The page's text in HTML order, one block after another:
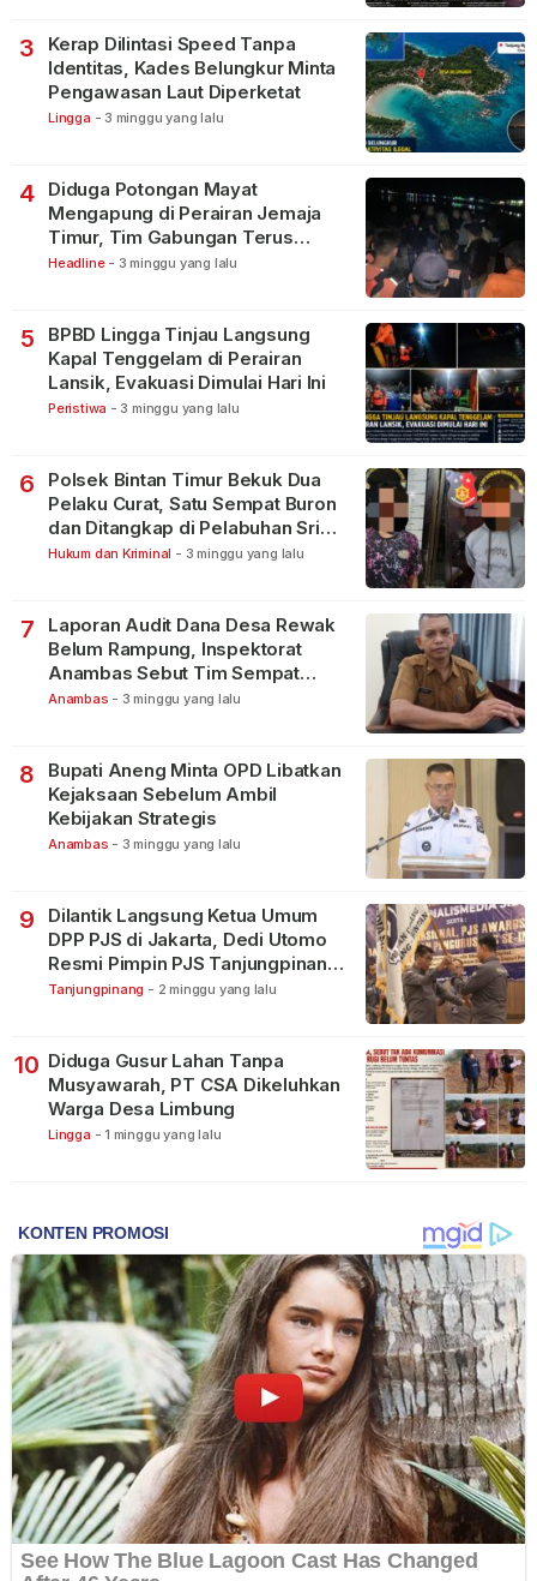
3
Kerap Dilintasi Speed Tanpa
Identitas, Kades Belungkur Minta
Pengawasan Laut Diperketat
Lingga - 3 minggu yang lalu
4
Diduga Potongan Mayat
Mengapung di Perairan Jemaja
Timur, Tim Gabungan Terus
Lakukan Pencarian
Headline - 3 minggu yang lalu
5
BPBD Lingga Tinjau Langsung
Kapal Tenggelam di Perairan
Lansik, Evakuasi Dimulai Hari Ini
Peristiwa - 3 minggu yang lalu
6
Polsek Bintan Timur Bekuk Dua
Pelaku Curat, Satu Sempat Buron
dan Ditangkap di Pelabuhan Sri
Bintan Pura
Hukum dan Kriminal - 3 minggu yang lalu
7
Laporan Audit Dana Desa Rewak
Belum Rampung, Inspektorat
Anambas Sebut Tim Sempat
Terbagi Tangani Kasus Lain
Anambas - 3 minggu yang lalu
8
Bupati Aneng Minta OPD Libatkan
Kejaksaan Sebelum Ambil
Kebijakan Strategis
Anambas - 3 minggu yang lalu
9
Dilantik Langsung Ketua Umum
DPP PJS di Jakarta, Dedi Utomo
Resmi Pimpin PJS Tanjungpinang-
Bintan
Tanjungpinang - 2 minggu yang lalu
10 Diduga Gusur Lahan Tanpa
Musyawarah, PT CSA Dikeluhkan
Warga Desa Limbung
Lingga - 1 minggu yang lalu